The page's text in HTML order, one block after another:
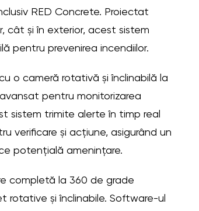
RED Concrete. Proiectat
cât și în exterior, acest sistem
pentru prevenirea incendiilor.
o cameră rotativă și înclinabilă la
pentru monitorizarea
sistem trimite alerte în timp real
verificare și acțiune, asigurând un
potențială amenințare.
completă la 360 de grade
rotative și înclinabile. Software-ul